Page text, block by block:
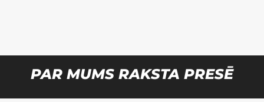
PAR MUMS RAKSTA PRESĒ